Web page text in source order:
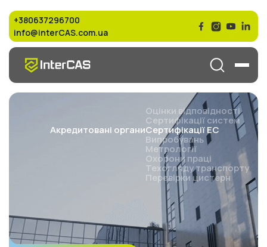
+380637296700
info@interCAS.com.ua
Оцінки відповідності
Сертифікації систем
Cертифікації ЕС
Випробувань
Метрології
Охорони праці
Техогляду транспорту
Перевірки цистерн